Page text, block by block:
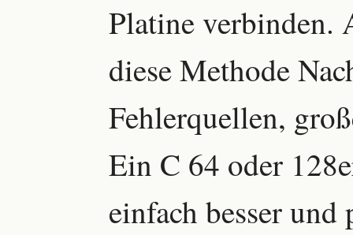
Platine verbinden.
diese Methode
Fehlerquellen,
Ein C 64 oder
einfach besser